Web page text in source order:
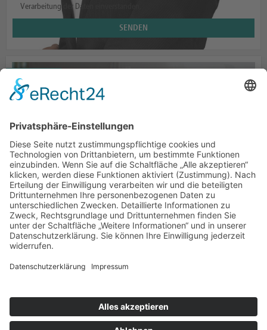
Verarbeitung der Daten einverstanden.
GRÜNHAGE AUTOMOTIVE
BEI WIND UND WETTER GESCHÜTZT
ZUM PRODUKT
SCHLAFKABINEN
GRÜNHAGE AUTOMOTIVE
HIER KANN MAN SICH ERHOLEN
ZUM PRODUKT
© 2026 Topsleeper